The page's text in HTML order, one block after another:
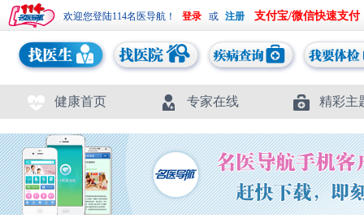
欢迎您登陆114名医导航！ 或 支付宝/微信快速支付
健康首页 专家在线 精彩主